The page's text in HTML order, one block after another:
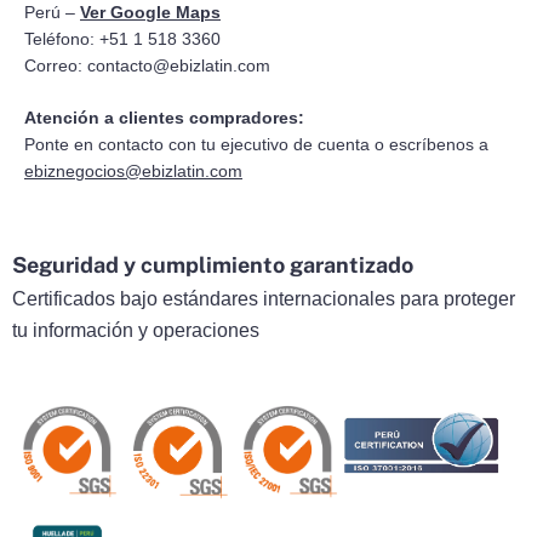
Perú – Ver Google Maps
Teléfono: +51 1 518 3360
Correo: contacto@ebizlatin.com
Atención a clientes compradores:
Ponte en contacto con tu ejecutivo de cuenta o escríbenos a
ebiznegocios@ebizlatin.com
Seguridad y cumplimiento garantizado
Certificados bajo estándares internacionales para proteger
tu información y operaciones